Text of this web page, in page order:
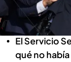
seguridad
el día del
El Servicio
qué no